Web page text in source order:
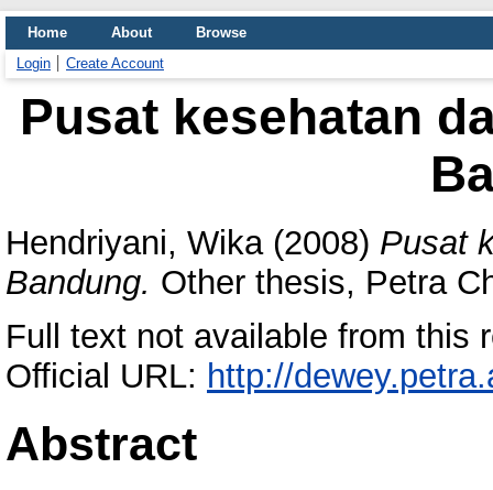
Home About
Browse
Login
Create Account
Pusat kesehatan
Hendriyani, Wika(2008) Pusat
Bandung. Other thesis, Petra
Full text not available from this
Official URL: http://
Abstract